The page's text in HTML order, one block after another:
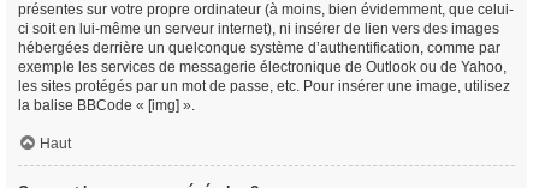
présentes sur votre propre ordinateur (à moins, bien évidemment, que celui-
ci soit en lui-même un serveur internet), ni insérer de lien vers des images
hébergées derrière un quelconque système d’authentification, comme par
exemple les services de messagerie électronique de Outlook ou de Yahoo,
les sites protégés par un mot de passe, etc. Pour insérer une image, utilisez
la balise BBCode « [img] ».
Haut